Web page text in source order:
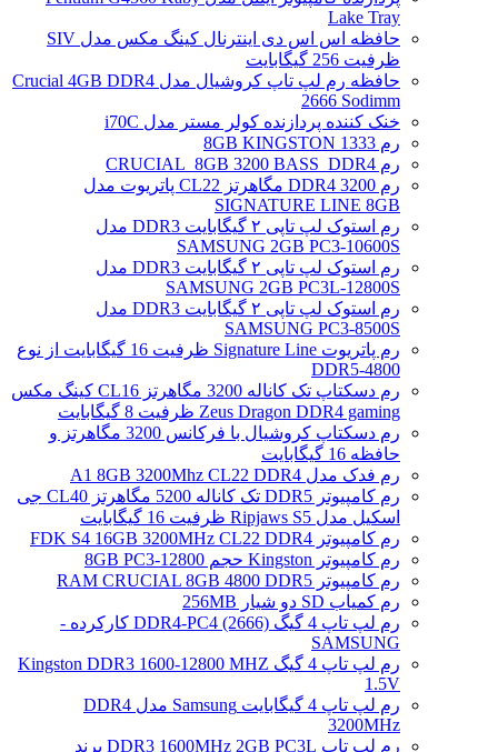
Lake Tray
حافظه اس اس دی اینترنال کینگ مکس مدل SIV
ظرفیت 256 گیگابایت
حافظه رم لپ تاپ کروشیال مدل Crucial 4GB DDR4
2666 Sodimm
خنک کننده پردازنده کولر مستر مدل i70C
رم 1333 8GB KINGSTON
رم CRUCIAL_8GB 3200 BASS_DDR4
رم DDR4 3200 مگاهرتز CL22 پاتریوت مدل
SIGNATURE LINE 8GB
رم استوک لپ تاپی ۲ گیگابایت DDR3 مدل
SAMSUNG 2GB PC3-10600S
رم استوک لپ تاپی ۲ گیگابایت DDR3 مدل
SAMSUNG 2GB PC3L-12800S
رم استوک لپ تاپی ۲ گیگابایت DDR3 مدل
SAMSUNG PC3-8500S
رم پاتریوت Signature Line ظرفیت 16 گیگابایت از نوع
DDR5-4800
رم دسکتاپ تک کاناله 3200 مگاهرتز CL16 کینگ مکس
Zeus Dragon DDR4 gaming ظرفیت 8 گیگابایت
رم دسکتاپ کروشیال با فرکانس 3200 مگاهرتز و
حافظه 16 گیگابایت
رم فدک مدل A1 8GB 3200Mhz CL22 DDR4
رم کامپیوتر DDR5 تک کاناله 5200 مگاهرتز CL40 جی
اسکیل مدل Ripjaws S5 ظرفیت 16 گیگابایت
رم کامپیوتر FDK S4 16GB 3200MHz CL22 DDR4
رم کامپیوتر Kingston حجم 8GB PC3-12800
رم کامپیوتر RAM CRUCIAL 8GB 4800 DDR5
رم کمیاب SD دو شیار 256MB
رم لپ تاپ 4 گیگ DDR4-PC4 (2666) کارکرده -
SAMSUNG
رم لپ تاپ 4 گیگ Kingston DDR3 1600-12800 MHZ
1.5V
رم لپ تاپ 4 گیگابایت Samsung مدل DDR4
3200MHz
رم لپ تاپ DDR3 1600MHz 2GB PC3L برند